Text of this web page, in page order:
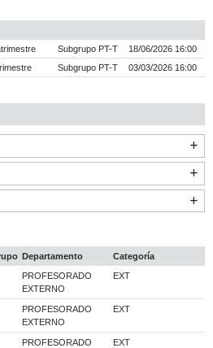
Subgrupo PT-T
18/06/2026 16:00
Subgrupo PT-T 03/03/2026 16:00
Departamento
Categoría
PROFESORADO
EXTERNO
EXT
PROFESORADO
EXTERNO
EXT
PROFESORADO
EXT